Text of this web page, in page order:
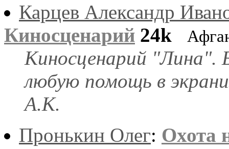
Карцев Александр
Киносценарий 24k
Киносценарий "Лина".
любую помощь в
А.К.
Пронькин Олег: Охота